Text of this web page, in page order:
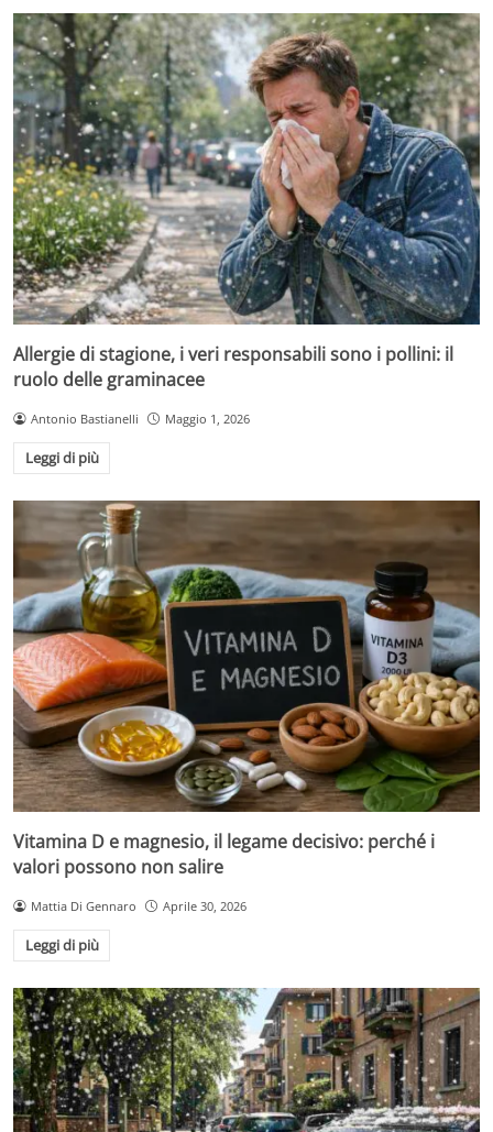
Allergie di stagione, i veri responsabili sono i pollini: il
ruolo delle graminacee
Antonio Bastianelli Maggio 1, 2026
Leggi di più
Vitamina D e magnesio, il legame decisivo: perché i
valori possono non salire
Mattia Di Gennaro Aprile 30, 2026
Leggi di più